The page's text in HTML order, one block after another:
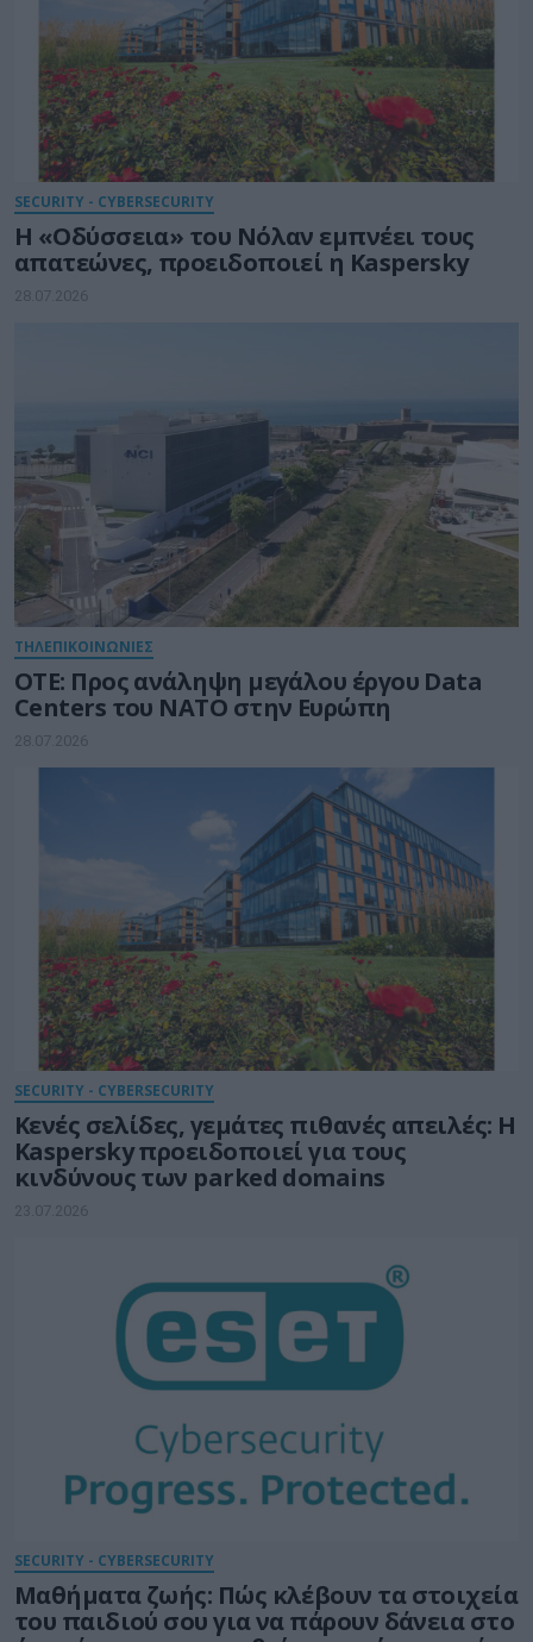
SECURITY - CYBERSECURITY
Η «Οδύσσεια» του Νόλαν εμπνέει τους
απατεώνες, προειδοποιεί η Kaspersky
28.07.2026
ΤΗΛΕΠΙΚΟΙΝΩΝΙΕΣ
ΟΤΕ: Προς ανάληψη μεγάλου έργου Data
Centers του ΝΑΤΟ στην Ευρώπη
28.07.2026
SECURITY - CYBERSECURITY
Κενές σελίδες, γεμάτες πιθανές απειλές: Η
Kaspersky προειδοποιεί για τους
κινδύνους των parked domains
23.07.2026
SECURITY - CYBERSECURITY
Μαθήματα ζωής: Πώς κλέβουν τα στοιχεία
του παιδιού σου για να πάρουν δάνεια στο